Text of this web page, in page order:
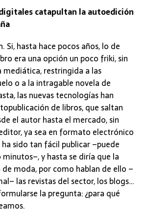
catapultan la autoedición
Si, hasta hace pocos años, lo de
era una opción un poco friki, sin
mediática, restringida a las
o a la intragable novela de
las nuevas tecnologías han
de libros, que saltan
el autor hasta el mercado, sin
ya sea en formato electrónico
ha sido tan fácil publicar –puede
y hasta se diría que la
de moda, por como hablan de ello –
las revistas del sector, los blogs…
la pregunta: ¿para qué